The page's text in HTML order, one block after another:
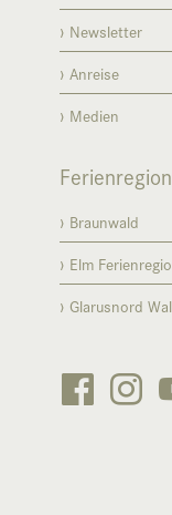
Newsletter
Anreise
Medien
Braunwald
Elm
Glarusnord

